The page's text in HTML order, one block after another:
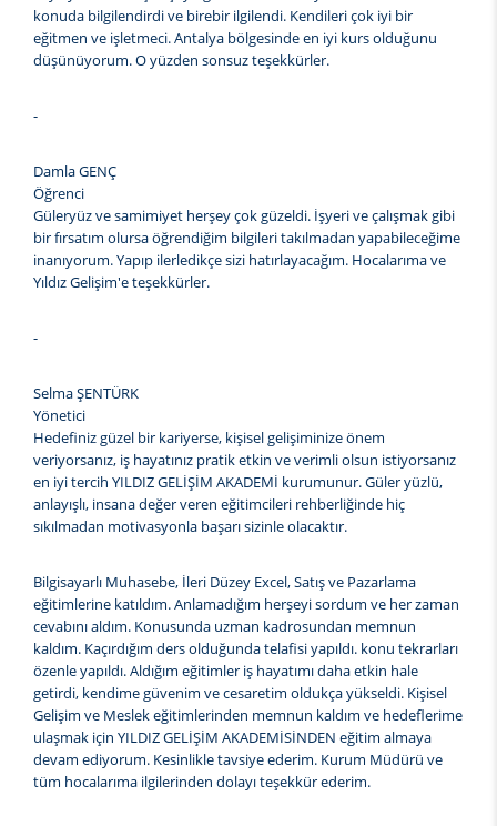
konuda bilgilendirdi ve birebir ilgilendi. Kendileri çok iyi bir
eğitmen ve işletmeci. Antalya bölgesinde en iyi kurs olduğunu
düşünüyorum. O yüzden sonsuz teşekkürler.
-
Damla GENÇ
Öğrenci
Güleryüz ve samimiyet herşey çok güzeldi. İşyeri ve çalışmak gibi
bir fırsatım olursa öğrendiğim bilgileri takılmadan yapabileceğime
inanıyorum. Yapıp ilerledikçe sizi hatırlayacağım. Hocalarıma ve
Yıldız Gelişim'e teşekkürler.
-
Selma ŞENTÜRK
Yönetici
Hedefiniz güzel bir kariyerse, kişisel gelişiminize önem
veriyorsanız, iş hayatınız pratik etkin ve verimli olsun istiyorsanız
en iyi tercih YILDIZ GELİŞİM AKADEMİ kurumunur. Güler yüzlü,
anlayışlı, insana değer veren eğitimcileri rehberliğinde hiç
sıkılmadan motivasyonla başarı sizinle olacaktır.
Bilgisayarlı Muhasebe, İleri Düzey Excel, Satış ve Pazarlama
eğitimlerine katıldım. Anlamadığım herşeyi sordum ve her zaman
cevabını aldım. Konusunda uzman kadrosundan memnun
kaldım. Kaçırdığım ders olduğunda telafisi yapıldı. konu tekrarları
özenle yapıldı. Aldığım eğitimler iş hayatımı daha etkin hale
getirdi, kendime güvenim ve cesaretim oldukça yükseldi. Kişisel
Gelişim ve Meslek eğitimlerinden memnun kaldım ve hedeflerime
ulaşmak için YILDIZ GELİŞİM AKADEMİSİNDEN eğitim almaya
devam ediyorum. Kesinlikle tavsiye ederim. Kurum Müdürü ve
tüm hocalarıma ilgilerinden dolayı teşekkür ederim.